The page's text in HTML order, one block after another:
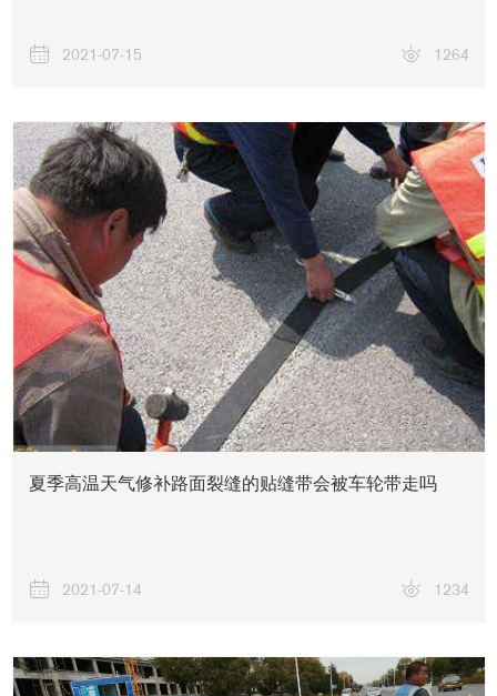
2021-07-15 1264
夏季高温天气修补路面裂缝的贴缝带会被车轮带走吗
2021-07-14 1234